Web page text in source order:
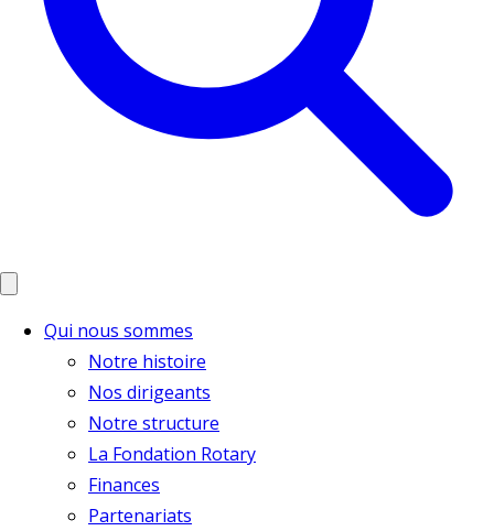
Qui nous sommes
Notre histoire
Nos dirigeants
Notre structure
La Fondation Rotary
Finances
Partenariats